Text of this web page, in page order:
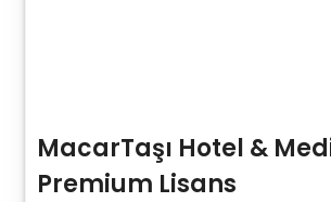
MacarTaşı Hotel &
Premium Lisans